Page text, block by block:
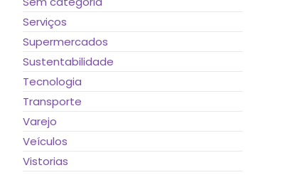
Serviços
Supermercados
Sustentabilidade
Tecnologia
Transporte
Varejo
Veículos
Vistorias